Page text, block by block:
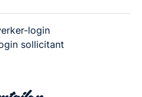
login
sollicitant